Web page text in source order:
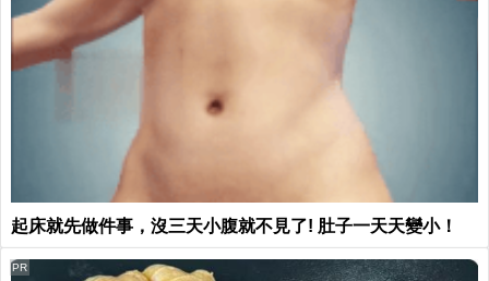
起床就先做件事，沒三天小腹就不見了! 肚子一天天變小！
PR